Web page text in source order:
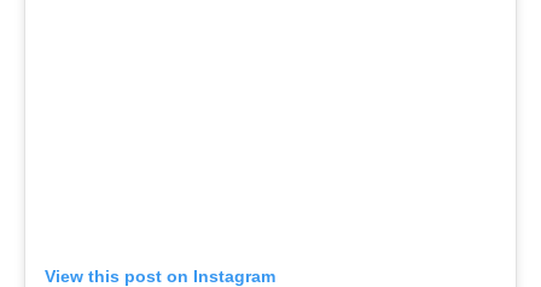
View this post on Instagram